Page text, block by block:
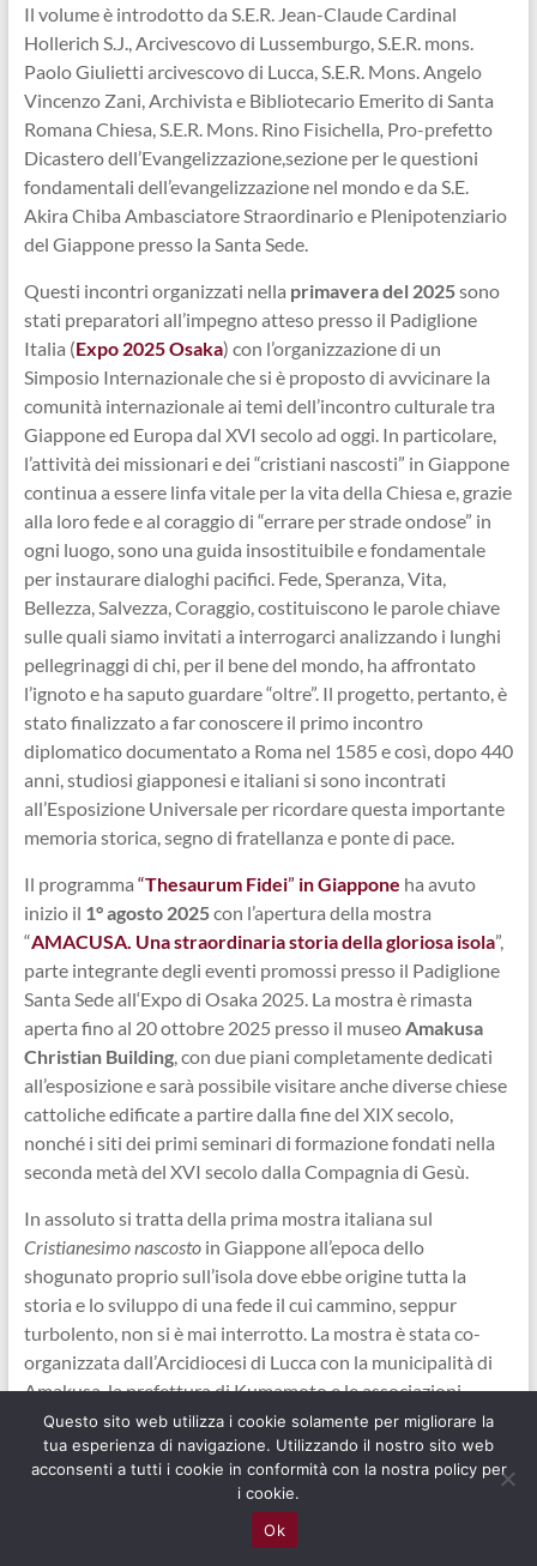
Il volume è introdotto da S.E.R. Jean-Claude Cardinal
Hollerich S.J., Arcivescovo di Lussemburgo, S.E.R. mons.
Paolo Giulietti arcivescovo di Lucca, S.E.R. Mons. Angelo
Vincenzo Zani, Archivista e Bibliotecario Emerito di Santa
Romana Chiesa, S.E.R. Mons. Rino Fisichella, Pro-prefetto
Dicastero dell’Evangelizzazione,sezione per le questioni
fondamentali dell’evangelizzazione nel mondo e da S.E.
Akira Chiba Ambasciatore Straordinario e Plenipotenziario
del Giappone presso la Santa Sede.
Questi incontri organizzati nella primavera del 2025sono
stati preparatori all’impegno atteso presso il Padiglione
Italia (Expo 2025 Osaka) con l’organizzazione di un
Simposio Internazionale che si è proposto di avvicinare la
comunità internazionale ai temi dell’incontro culturale tra
Giappone ed Europa dal XVI secolo ad oggi. In particolare,
l’attività dei missionari e dei “cristiani nascosti” in Giappone
continua a essere linfa vitale per la vita della Chiesa e, grazie
alla loro fede e al coraggio di “errare per strade ondose” in
ogni luogo, sono una guida insostituibile e fondamentale
per instaurare dialoghi pacifici. Fede, Speranza, Vita,
Bellezza, Salvezza, Coraggio, costituiscono le parole chiave
sulle quali siamo invitati a interrogarci analizzando i lunghi
pellegrinaggi di chi, per il bene del mondo, ha affrontato
l’ignoto e ha saputo guardare “oltre”. Il progetto, pertanto, è
stato finalizzato a far conoscere il primo incontro
diplomatico documentato a Roma nel 1585 e così, dopo 440
anni, studiosi giapponesi e italiani si sono incontrati
all’Esposizione Universale per ricordare questa importante
memoria storica, segno di fratellanza e ponte di pace.
Il programma “Thesaurum Fidei” in Giappone ha avuto
inizio il 1° agosto 2025con l’apertura della mostra
“AMACUSA. Una straordinaria storia della gloriosa isola”,
parte integrante degli eventi promossi presso il Padiglione
Santa Sede all‘Expo di Osaka 2025. La mostra è rimasta
aperta fino al 20 ottobre 2025 presso il museoAmakusa
Christian Building, con due piani completamente dedicati
all’esposizione e sarà possibile visitare anche diverse chiese
cattoliche edificate a partire dalla fine del XIX secolo,
nonché i siti dei primi seminari di formazione fondati nella
seconda metà del XVI secolo dalla Compagnia di Gesù.
In assoluto si tratta della prima mostra italiana sul
Cristianesimo nascostoin Giappone all’epoca dello
shogunato proprio sull’isola dove ebbe origine tutta la
storia e lo sviluppo di una fede il cui cammino, seppur
turbolento, non si è mai interrotto. La mostra è stata co-
organizzata dall’Arcidiocesi di Lucca con la municipalità di
Amakusa, la prefettura di Kumamoto e le associazioni
culturali locali. La mostra ha ricevuto l’alto patrocinio della
Conferenza Episcopale Giapponese, della Nunziatura
Apostolica in Giappone, del Padiglione Santa Sede Expo
2025 Osaka, del Dicastero per l’Evangelizzazione Sezione
per le questioni fondamentali dell’evangelizzazione nel
Questo sito web utilizza i cookie solamente per migliorare la
tua esperienza di navigazione. Utilizzando il nostro sito web
acconsenti a tutti i cookie in conformità con la nostra policy per
i cookie.
Ok